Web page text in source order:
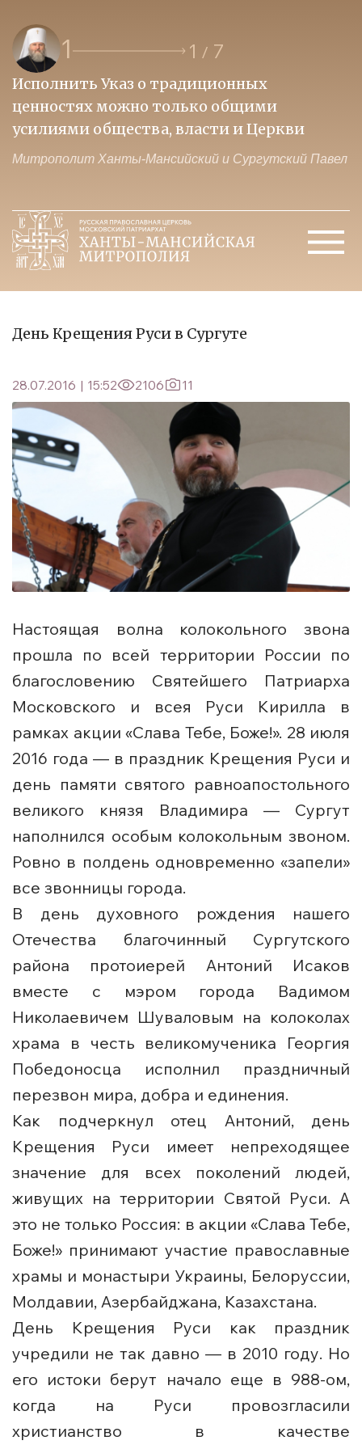
1 1 / 7
Исполнить Указ о традиционных
ценностях можно только общими
усилиями общества, власти и Церкви
Митрополит Ханты-Мансийский и Сургутский Павел
День Крещения Руси в Сургуте
28.07.2016 | 15:52 2106 11
Настоящая волна колокольного звона
прошла по всей территории России по
благословению Святейшего Патриарха
Московского и всея Руси Кирилла в
рамках акции «Слава Тебе, Боже!». 28 июля
2016 года — в праздник Крещения Руси и
день памяти святого равноапостольного
великого князя Владимира — Сургут
наполнился особым колокольным звоном.
Ровно в полдень одновременно «запели»
все звонницы города.
В день духовного рождения нашего
Отечества благочинный Сургутского
района протоиерей Антоний Исаков
вместе с мэром города Вадимом
Николаевичем Шуваловым на колоколах
храма в честь великомученика Георгия
Победоносца исполнил праздничный
перезвон мира, добра и единения.
Как подчеркнул отец Антоний, день
Крещения Руси имеет непреходящее
значение для всех поколений людей,
живущих на территории Святой Руси. А
это не только Россия: в акции «Слава Тебе,
Боже!» принимают участие православные
храмы и монастыри Украины, Белоруссии,
Молдавии, Азербайджана, Казахстана.
День Крещения Руси как праздник
учредили не так давно — в 2010 году. Но
его истоки берут начало еще в 988-ом,
когда на Руси провозгласили
христианство в качестве